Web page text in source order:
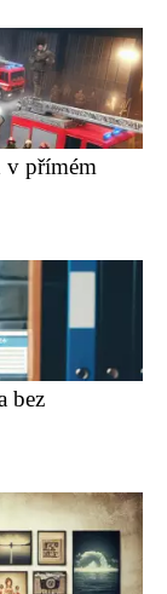
v přímém
bez